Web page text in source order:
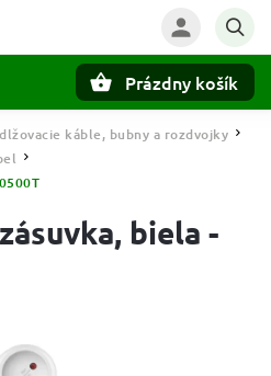
Prázdny košík
káble, bubny a rozdvojky /
/
biela -